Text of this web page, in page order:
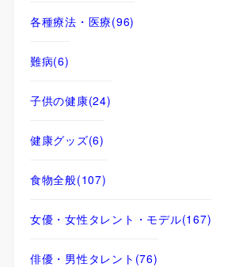
各種療法・医療(96)
難病(6)
子供の健康(24)
健康グッズ(6)
食物全般(107)
女優・女性タレント・モデル(167)
俳優・男性タレント (76)